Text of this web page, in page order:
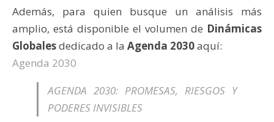
Además, para quien busque un análisis más
amplio, está disponible el volumen de Dinámicas
Globalesdedicado a la Agenda 2030aquí:
Agenda 2030
AGENDA 2030: PROMESAS, RIESGOS Y
PODERES INVISIBLES